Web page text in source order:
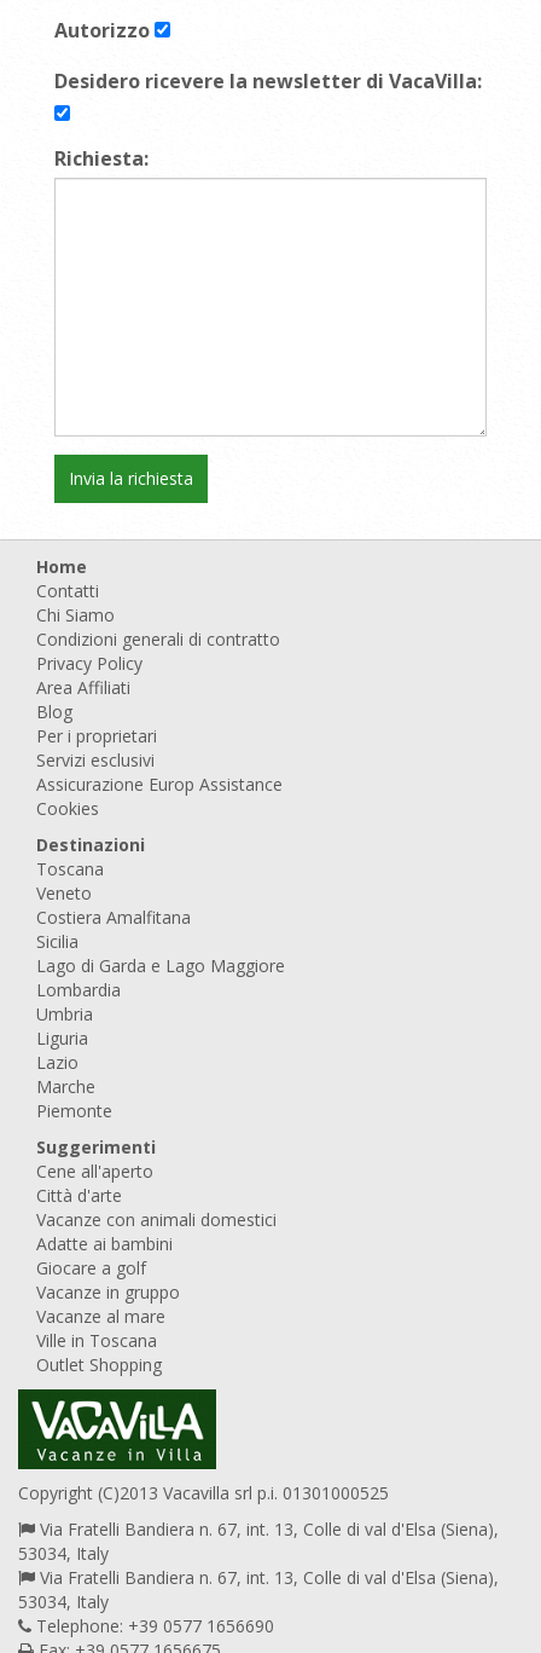
Autorizzo
Desidero ricevere la newsletter di VacaVilla:
Richiesta:
Home
Contatti
Chi Siamo
Condizioni generali di contratto
Privacy Policy
Area Affiliati
Blog
Per i proprietari
Servizi esclusivi
Assicurazione Europ Assistance
Cookies
Destinazioni
Toscana
Veneto
Costiera Amalfitana
Sicilia
Lago di Garda e Lago Maggiore
Lombardia
Umbria
Liguria
Lazio
Marche
Piemonte
Suggerimenti
Cene all'aperto
Città d'arte
Vacanze con animali domestici
Adatte ai bambini
Giocare a golf
Vacanze in gruppo
Vacanze al mare
Ville in Toscana
Outlet Shopping
Copyright (C)2013 Vacavilla srl p.i. 01301000525
Via Fratelli Bandiera n. 67, int. 13, Colle di val d'Elsa (Siena),
53034, Italy
Via Fratelli Bandiera n. 67, int. 13, Colle di val d'Elsa (Siena),
53034, Italy
Telephone: +39 0577 1656690